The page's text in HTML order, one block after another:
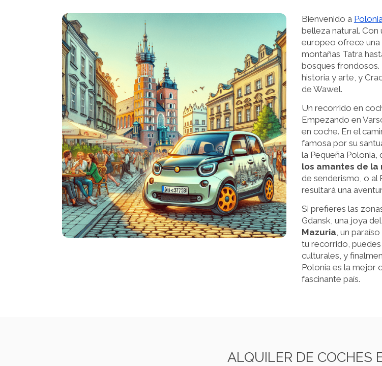
Bienvenido a
belleza natural. Con
europeo ofrece una
montañas Tatra
bosques
historia y arte, y
de Wawel.
Un recorrido en
Empezando en
en coche. En el
famosa por su
la Pequeña
los amantes de la
de senderismo, o al
resultará una
Si prefieres las
Gdansk, una joya
Mazuria, un
tu recorrido, puedes
culturales, y
Polonia es la mejor
fascinante país.
ALQUILER DE COCHES